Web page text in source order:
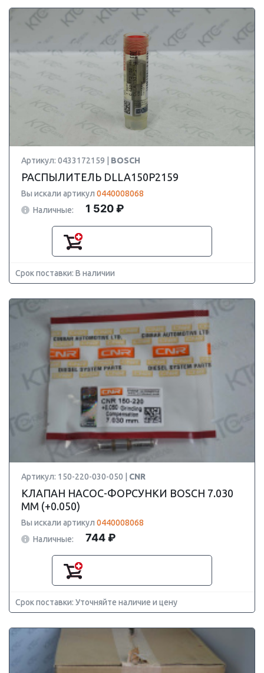
Артикул: 0433172159 | BOSCH
РАСПЫЛИТЕЛЬ DLLA150P2159
Вы искали артикул 0440008068
Наличные:
1 520 ₽
Срок поставки: В наличии
Артикул: 150-220-030-050 | CNR
КЛАПАН НАСОС-ФОРСУНКИ BOSCH 7.030
ММ (+0.050)
Вы искали артикул 0440008068
Наличные:
744 ₽
Срок поставки: Уточняйте наличие и цену